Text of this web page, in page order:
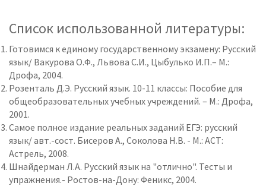
Список использованной литературы:
Готовимся к единому государственному экзамену: Русский
язык/ Вакурова О.Ф., Львова С.И., Цыбулько И.П.– М.:
Дрофа, 2004.
Розенталь Д.Э. Русский язык. 10-11 классы: Пособие для
общеобразовательных учебных учреждений. – М.: Дрофа,
2001.
Самое полное издание реальных заданий ЕГЭ: русский
язык/ авт.-сост. Бисеров А., Соколова Н.В. - М.: АСТ:
Астрель, 2008.
Шнайдерман Л.А. Русский язык на "отлично". Тесты и
упражнения.- Ростов-на-Дону: Феникс, 2004.